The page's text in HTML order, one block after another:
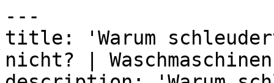
---
title: 'Warum schleudert
nicht? |